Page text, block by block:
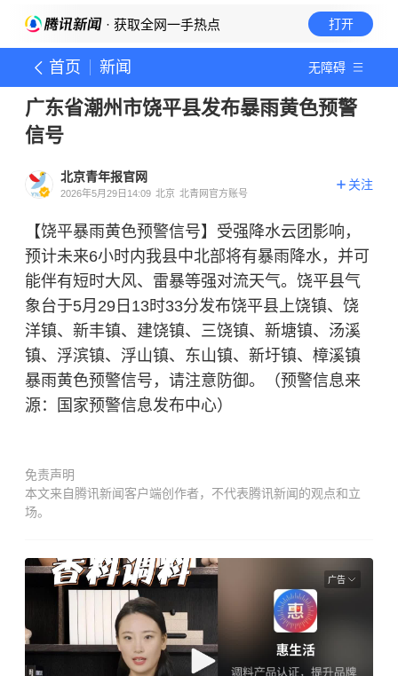
· 获取全网一手热点 打开
首页 新闻 无障碍
广东省潮州市饶平县发布暴雨黄色预警
信号
北京青年报官网
2026年5月29日14:09 北京 北青网官方账号
关注
【饶平暴雨黄色预警信号】受强降水云团影响，
预计未来6小时内我县中北部将有暴雨降水，并可
能伴有短时大风、雷暴等强对流天气。饶平县气
象台于5月29日13时33分发布饶平县上饶镇、饶
洋镇、新丰镇、建饶镇、三饶镇、新塘镇、汤溪
镇、浮滨镇、浮山镇、东山镇、新圩镇、樟溪镇
暴雨黄色预警信号，请注意防御。（预警信息来
源：国家预警信息发布中心）
免责声明
本文来自腾讯新闻客户端创作者，不代表腾讯新闻的观点和立
场。
广告